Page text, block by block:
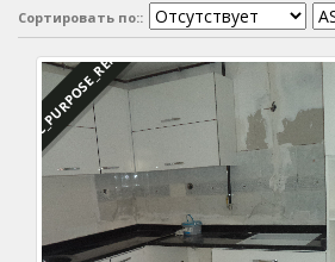
Сортировать по::
DBC_PURPOSE_RENTED